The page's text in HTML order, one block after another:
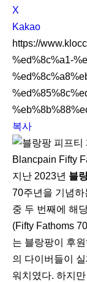
N
S
S
h
a
r
e
X
Kakao
https://
%ed%8c%a1-
복사
Blancpain Fifty
지난 2023년 블
70주년을 기념하
중 두 번째에 해
(Fifty Fathoms
는 블랑팡이 후
의 다이버들이
워치였다. 하지